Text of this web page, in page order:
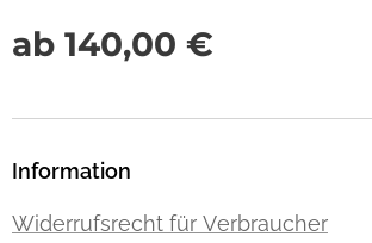
ab 140,00 €
Information
Widerrufsrecht für Verbraucher